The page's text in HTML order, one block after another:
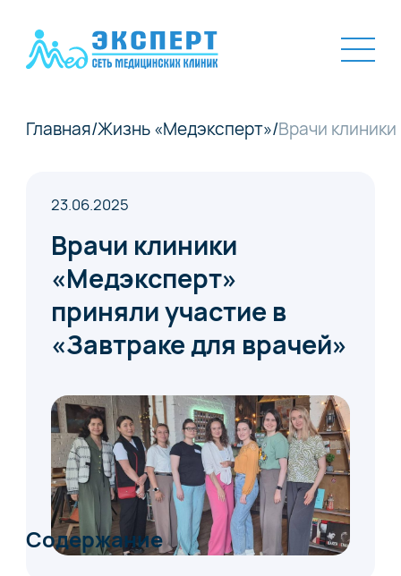
Главная/Жизнь «Медэксперт»/Врачи
23.06.2025
Врачи клиники
«Медэксперт»
приняли участие в
«Завтраке для врачей»
Содержание